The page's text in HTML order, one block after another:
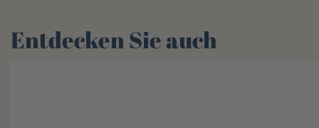
Entdecken Sie auch